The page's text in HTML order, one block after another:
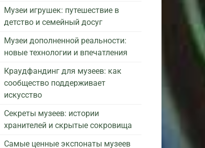
Музеи игрушек: путешествие в
детство и семейный досуг
Музеи дополненной реальности:
новые технологии и впечатления
Краудфандинг для музеев: как
сообщество поддерживает
искусство
Секреты музеев: истории
хранителей и скрытые сокровища
Самые ценные экспонаты музеев